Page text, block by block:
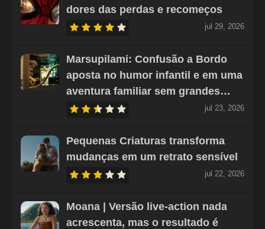
dores das perdas e recomeços
jul 29, 2026
Marsupilami: Confusão a Bordo
aposta no humor infantil e em uma
aventura familiar sem grandes…
jul 23, 2026
Pequenas Criaturas transforma
mudanças em um retrato sensível
jul 22, 2026
Moana | Versão live-action nada
acrescenta, mas o resultado é